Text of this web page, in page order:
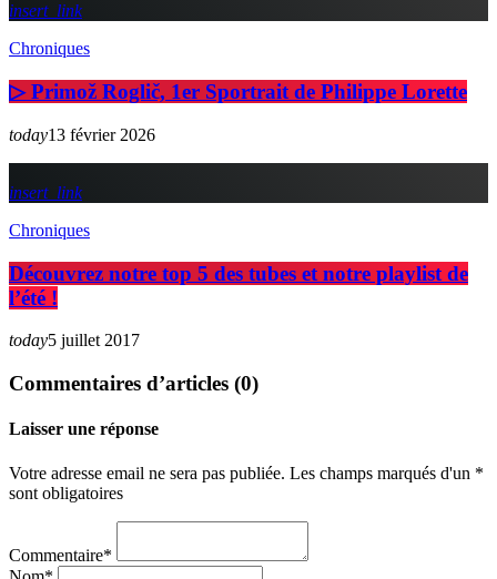
insert_link
Chroniques
▷ Primož Roglič, 1er Sportrait de Philippe Lorette
today13 février 2026
insert_link
Chroniques
Découvrez notre top 5 des tubes et notre playlist de
l’été !
today5 juillet 2017
Commentaires d’articles (0)
Laisser une réponse
Votre adresse email ne sera pas publiée. Les champs marqués d'un *
sont obligatoires
Commentaire*